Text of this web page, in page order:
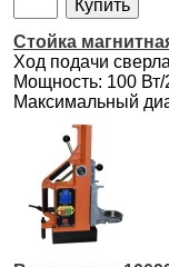
Стойка
Ход подачи
Мощность: 100
Максимальный